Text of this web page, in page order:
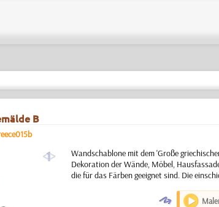
B
a
Wandschablone mit dem 'Große
Dekoration der Wände, Möbel,
die für das Färben geeignet sind. Die
O